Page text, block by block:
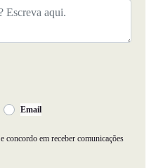
Email
e concordo em receber comunicações